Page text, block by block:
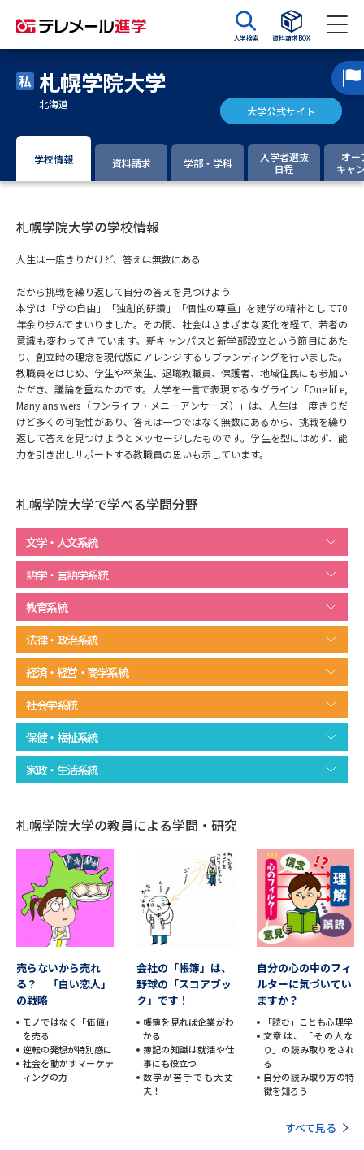
大学検索 資料請求BOX
資料請求
大学・短大の資料種類から請求
大学パンフ 学部・学科パンフ
総合型選抜・学校推薦型選抜 募
大学・短大以外の資料から請求
専門学校の資料請求 大学院の資料請求
留学・進学関連、塾・予備校
大学入学共通テスト「受験案
内」の請求
大学入学共通テスト「受験上の
配慮案内」の請求
高等学校卒業程度認定試験
幼稚園教員資格認定試験 小学校教員資格認定試験
高等学校（情報）教員資格認定
試験
大学で学べる内容や特徴を調べる
新増設大学・学部・学科特集
国際・グローバルに強い大学特
集
データサイエンス特集
（高3生用）
（高2生用）
SELFBRAND特集ページ
オープンキャンパスなどを調べる
オープンキャンパス検索 実施プログラムから探す
来場型・Web型イベント特集 夢ナビライブ
受験準備 資料検索
札幌学院大学
北海道 大学公式サイト
学校情報 資料請求 学部・学科
入学者選抜
日程
オー
キャ
札幌学院大学の学校情報
人生は一度きりだけど、答えは無数にある
だから挑戦を繰り返して自分の答えを見つけよう
本学は「学の自由」「独創的研鑽」「個性の尊重」を建学の精神として70
年余り歩んでまいりました。その間、社会はさまざまな変化を経て、若者の
意識も変わってきています。新キャンパスと新学部設立という節目にあた
り、創立時の理念を現代版にアレンジするリブランディングを行いました。
教職員をはじめ、学生や卒業生、退職教職員、保護者、地域住民にも参加い
ただき、議論を重ねたのです。大学を一言で表現するタグライン「One lif e,
Many ans wers（ワンライフ・メニーアンサーズ）」は、人生は一度きりだ
けど多くの可能性があり、答えは一つではなく無数にあるから、挑戦を繰り
返して答えを見つけようとメッセージしたものです。学生を型にはめず、能
力を引き出しサポートする教職員の思いも示しています。
札幌学院大学で学べる学問分野
文学・人文系統
語学・言語学系統
教育系統
法律・政治系統
経済・経営・商学系統
社会学系統
保健・福祉系統
家政・生活系統
札幌学院大学の教員による学問・研究
売らないから売れ
る？ 「白い恋人」
の戦略
モノではなく「価値」
を売る
逆転の発想が特別感に
社会を動かすマーケテ
ィングの力
会社の「帳簿」は、
野球の「スコアブッ
ク」です！
帳簿を見れば企業がわ
かる
簿記の知識は就活や仕
事にも役立つ
数学が苦手でも大丈
夫！
自分の心の中のフィ
ルターに気づいてい
ますか？
「読む」ことも心理学
文章は、「その人な
り」の読み取りをされ
る
自分の読み取り方の特
徴を知ろう
すべて見る